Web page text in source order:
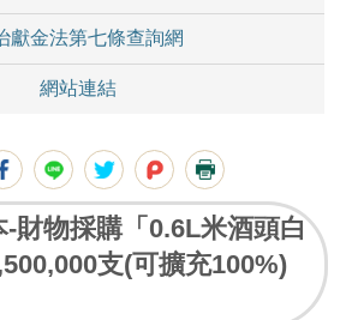
獻金法第七條查詢網
網站連結
財物採購「0.6L米酒頭白
支(可擴充100%)